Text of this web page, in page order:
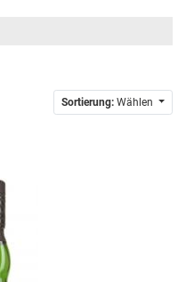
Sortierung: Wählen